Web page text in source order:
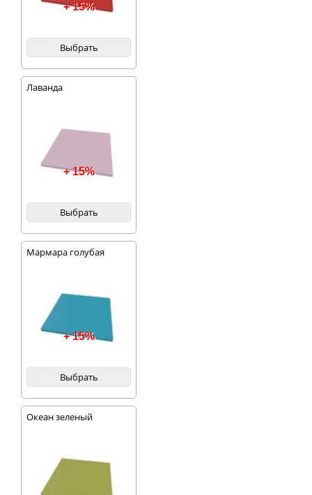
+ 15%
Выбрать
Лаванда
+ 15%
Выбрать
Мармара голубая
+ 15%
Выбрать
Океан зеленый